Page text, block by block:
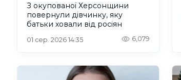
З окупованої Херсонщини
повернули дівчинку, яку
батьки ховали від росіян
01 сер. 2026 14:35 6,079